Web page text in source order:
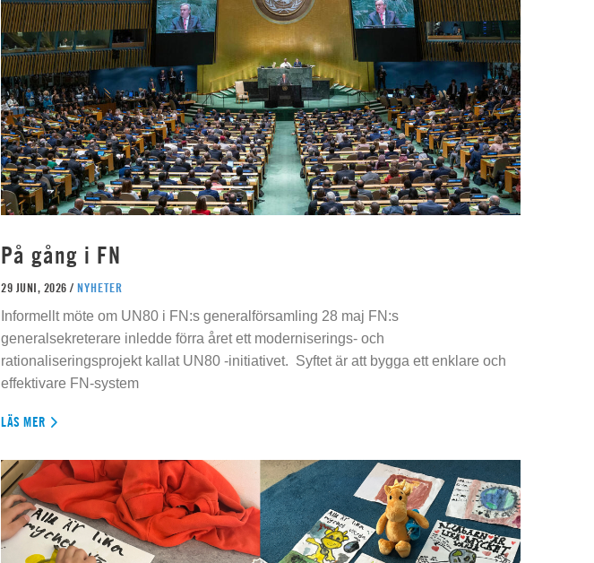
På gång i FN
29 JUNI, 2026 / NYHETER
Informellt möte om UN80 i FN:s generalförsamling 28 maj FN:s
generalsekreterare inledde förra året ett moderniserings- och
rationaliseringsprojekt kallat UN80 -initiativet. Syftet är att bygga ett enklare och
effektivare FN-system
LÄS MER